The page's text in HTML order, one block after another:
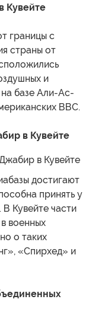
Кувейте
границы с
страны от
и
базе Али-Ас-
ВВС.
в Кувейте
достигают
принять у
Кувейте части
военных
о таких
«Спирхед» и